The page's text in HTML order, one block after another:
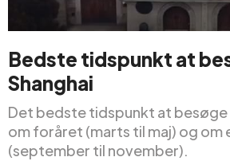
Bedste tidspunkt at
Shanghai
Det bedste tidspunkt at besøge
om foråret (marts til maj) og
(september til november).